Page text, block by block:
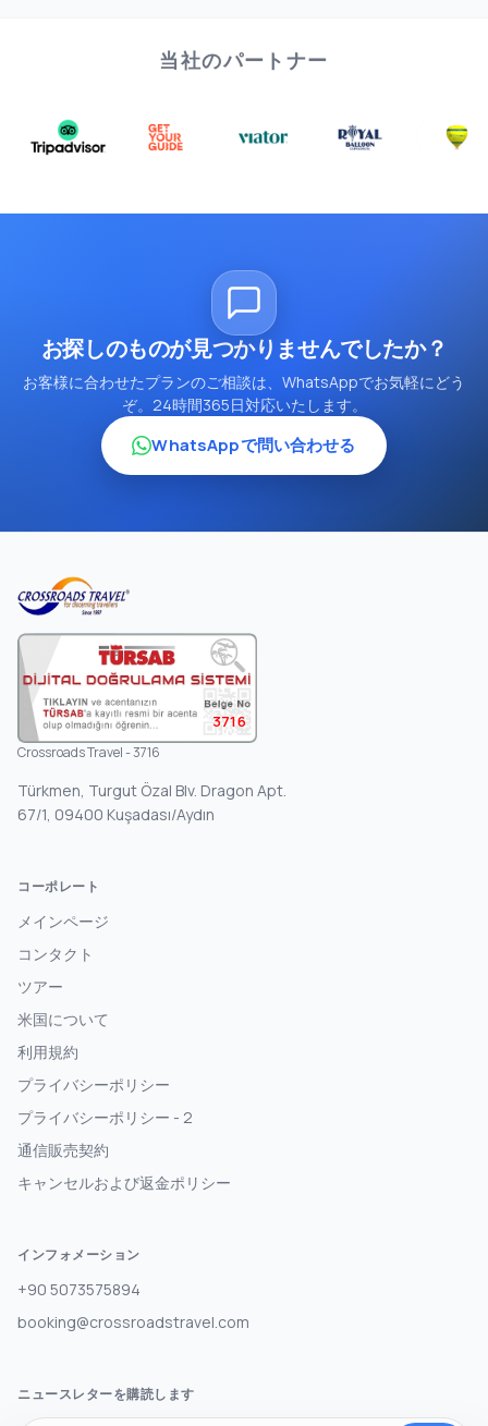
当社のパートナー
お探しのものが見つかりませんでしたか？
お客様に合わせたプランのご相談は、WhatsAppでお気軽にどう
ぞ。24時間365日対応いたします。
WhatsAppで問い合わせる
3716
Crossroads Travel - 3716
Türkmen, Turgut Özal Blv. Dragon Apt.
67/1, 09400 Kuşadası/Aydın
コーポレート
メインページ
コンタクト
ツアー
米国について
利用規約
プライバシーポリシー
プライバシーポリシー - 2
通信販売契約
キャンセルおよび返金ポリシー
インフォメーション
+90 5073575894
booking@crossroadstravel.com
ニュースレターを購読します